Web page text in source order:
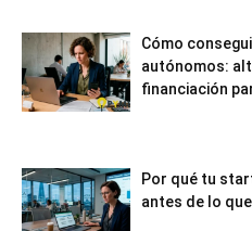
Cómo
autónomos:
financiación
Por qué tu
antes de lo